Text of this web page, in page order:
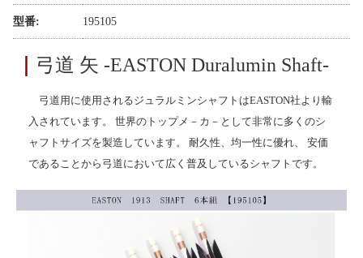
型番: 195105
弓道 矢 -EASTON Duralumin Shaft-
弓道用に使用されるジュラルミンシャフトはEASTON社より輸
入されています。 世界のトップメ－カ－として非常に多くのシ
ャフトサイズを製造しています。 耐久性、均一性に優れ、 安価
であることから弓道において広く普及しているシャフトです。